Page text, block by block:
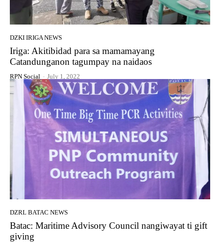
DZKI IRIGA NEWS
Iriga: Akitibidad para sa mamamayang
Catandunganon tagumpay na naidaos
RPN Social - July 1, 2022
DZRL BATAC NEWS
Batac: Maritime Advisory Council nangiwayat ti gift
giving